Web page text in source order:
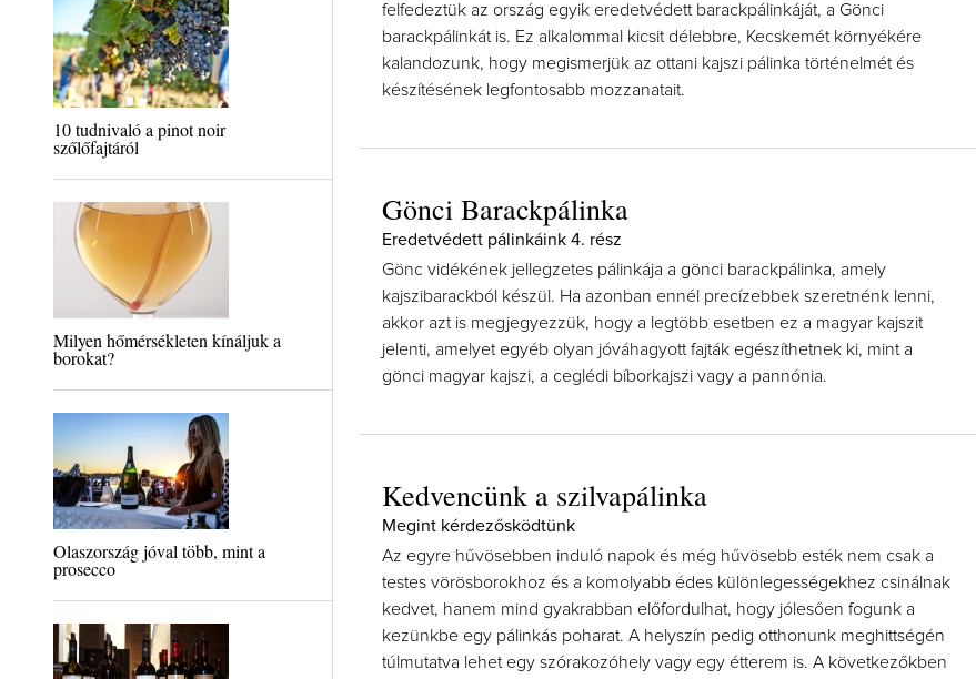
10 tudnivaló a pinot noir
szőlőfajtáról
Milyen hőmérsékleten kínáljuk a
borokat?
Olaszország jóval több, mint a
prosecco
felfedeztük az ország egyik eredetvédett barackpálinkáját, a Gönci
barackpálinkát is. Ez alkalommal kicsit délebbre, Kecskemét környékére
kalandozunk, hogy megismerjük az ottani kajszi pálinka történelmét és
készítésének legfontosabb mozzanatait.
Gönci Barackpálinka
Eredetvédett pálinkáink 4. rész
Gönc vidékének jellegzetes pálinkája a gönci barackpálinka, amely
kajszibarackból készül. Ha azonban ennél precízebbek szeretnénk lenni,
akkor azt is megjegyezzük, hogy a legtöbb esetben ez a magyar kajszit
jelenti, amelyet egyéb olyan jóváhagyott fajták egészíthetnek ki, mint a
gönci magyar kajszi, a ceglédi bíborkajszi vagy a pannónia.
Kedvencünk a szilvapálinka
Megint kérdezősködtünk
Az egyre hűvösebben induló napok és még hűvösebb esték nem csak a
testes vörösborokhoz és a komolyabb édes különlegességekhez csinálnak
kedvet, hanem mind gyakrabban előfordulhat, hogy jólesően fogunk a
kezünkbe egy pálinkás poharat. A helyszín pedig otthonunk meghittségén
túlmutatva lehet egy szórakozóhely vagy egy étterem is. A következőkben